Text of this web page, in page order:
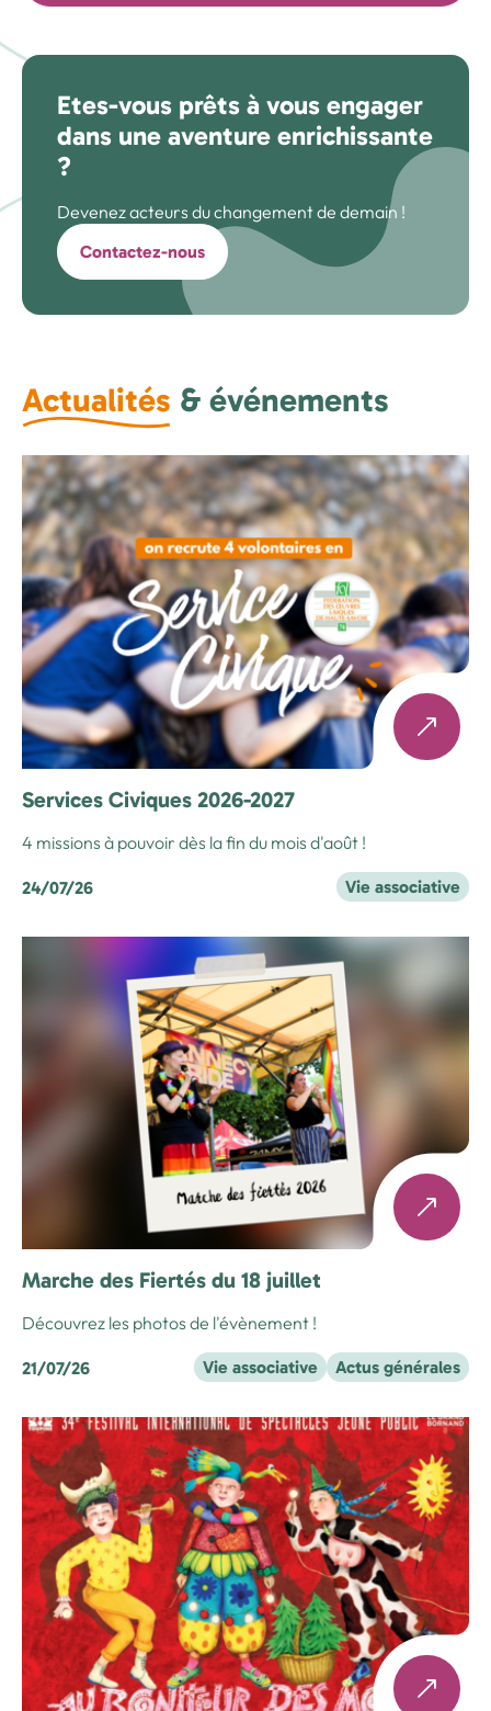
Etes-vous prêts à vous engager
dans une aventure enrichissante
?
Devenez acteurs du changement de demain !
Contactez-nous
Actualités & événements
Services Civiques 2026-2027
4 missions à pouvoir dès la fin du mois d'août !
24/07/26 Vie associative
Marche des Fiertés du 18 juillet
Découvrez les photos de l'évènement !
21/07/26 Vie associative Actus générales